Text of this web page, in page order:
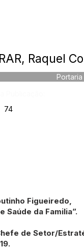
Raquel
Portaria
74
Figueiredo,
Saúde da Familia”.
de Setor/